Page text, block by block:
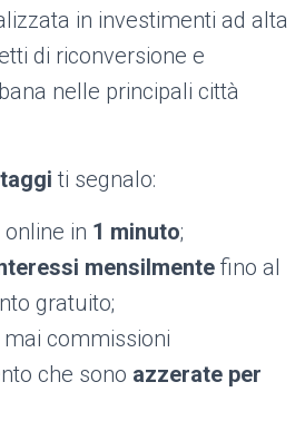
in investimenti ad alta
di riconversione e
nelle principali città
ti segnalo:
online in 1 minuto;
mensilmente fino al
gratuito;
mai commissioni
che sono azzerate per